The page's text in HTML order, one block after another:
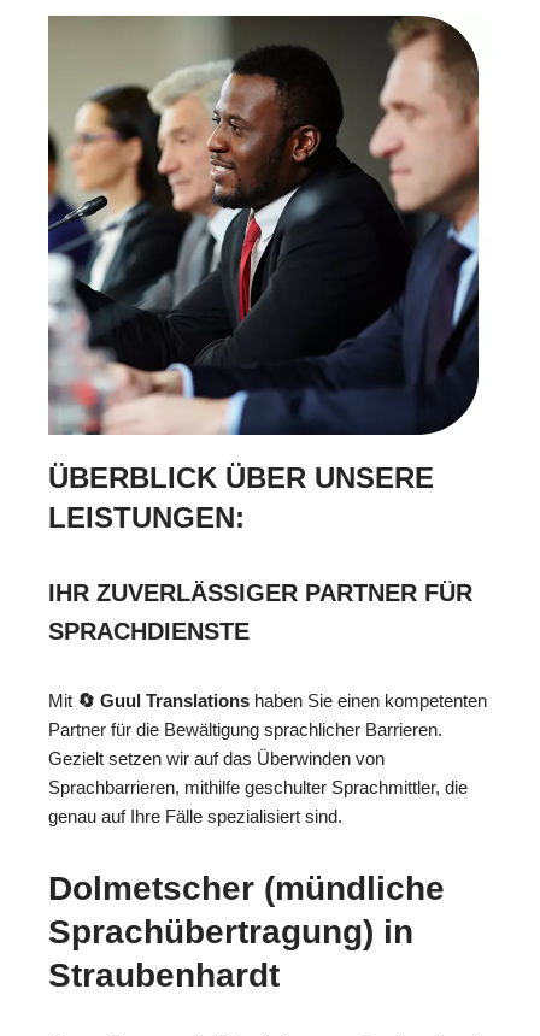
ÜBERBLICK ÜBER UNSERE
LEISTUNGEN:
IHR ZUVERLÄSSIGER PARTNER FÜR
SPRACHDIENSTE
Mit 🔄 Guul Translations haben Sie einen kompetenten
Partner für die Bewältigung sprachlicher Barrieren.
Gezielt setzen wir auf das Überwinden von
Sprachbarrieren, mithilfe geschulter Sprachmittler, die
genau auf Ihre Fälle spezialisiert sind.
Dolmetscher (mündliche
Sprachübertragung) in
Straubenhardt